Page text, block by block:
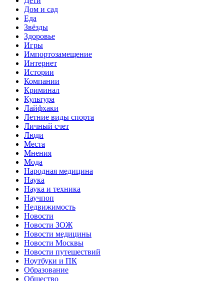
Дом и сад
Еда
Звёзды
Здоровье
Игры
Импортозамещение
Интернет
Истории
Компании
Криминал
Культура
Лайфхаки
Летние виды спорта
Личный счет
Люди
Места
Мнения
Мода
Народная медицина
Наука
Наука и техника
Научпоп
Недвижимость
Новости
Новости ЗОЖ
Новости медицины
Новости Москвы
Новости путешествий
Ноутбуки и ПК
Образование
Общество